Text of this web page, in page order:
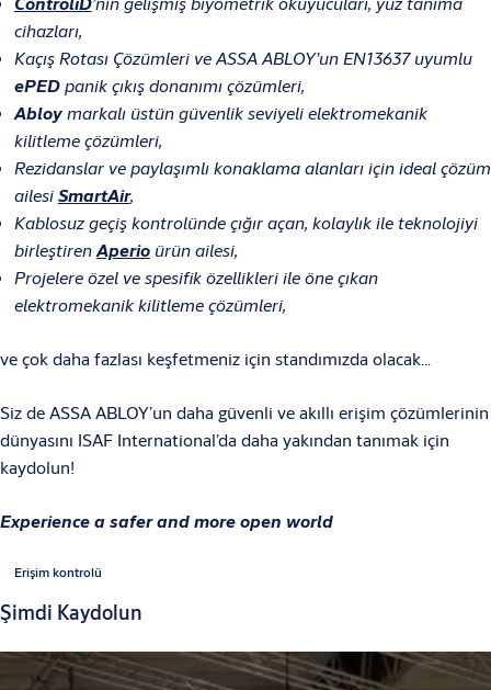
cihazları,
Kaçış Rotası Çözümleri ve ASSA ABLOY’un EN13637 uyumlu
ePEDpanik çıkış donanımı çözümleri,
Abloymarkalı üstün güvenlik seviyeli elektromekanik
kilitleme çözümleri,
Rezidanslar ve paylaşımlı konaklama alanları için ideal çözüm
ailesiSmartAir,
Kablosuz geçiş kontrolünde çığır açan, kolaylık ile teknolojiyi
birleştirenAperioürün ailesi,
Projelere özel ve spesifik özellikleri ile öne çıkan
elektromekanik kilitleme çözümleri,
ve çok daha fazlası keşfetmeniz için standımızda olacak...
Siz de ASSA ABLOY’un daha güvenli ve akıllı erişim çözümlerinin
dünyasını ISAF International’da daha yakından tanımak için
kaydolun!
Experience a safer and more open world
Erişim kontrolü
Şimdi Kaydolun